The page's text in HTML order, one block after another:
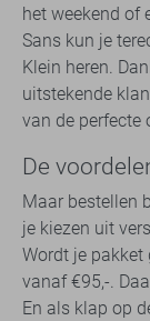
het weekend of
Sans kun je
Klein heren.
uitstekende
van de perfecte
De
Maar bestellen
je kiezen uit
Wordt je pakket
vanaf €95,-.
En als klap op